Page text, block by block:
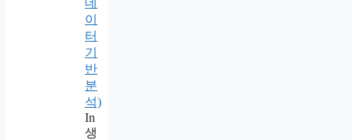
이
터
기
반
분
석)
In
생